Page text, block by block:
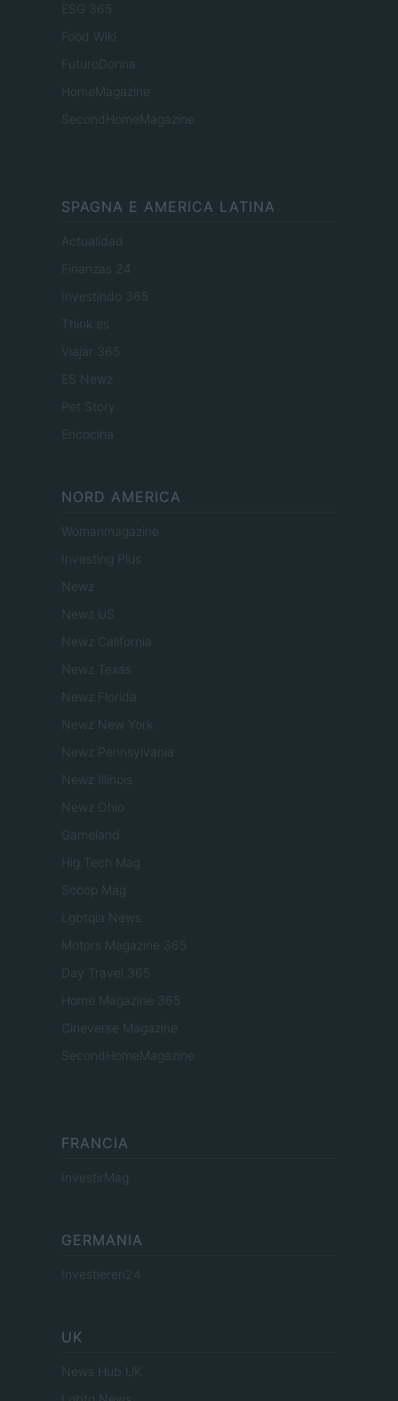
ESG 365
Food Wiki
FuturoDonna
HomeMagazine
SecondHomeMagazine
SPAGNA E AMERICA LATINA
Actualidad
Finanzas 24
Investindo 365
Think.es
Viajar 365
ES Newz
Pet Story
Encocina
NORD AMERICA
Womanmagazine
Investing Plus
Newz
Newz US
Newz California
Newz Texas
Newz Florida
Newz New York
Newz Pennsylvania
Newz Illinois
Newz Ohio
Gameland
Hig Tech Mag
Scoop Mag
Lgbtqia News
Motors Magazine 365
Day Travel 365
Home Magazine 365
Cineverse Magazine
SecondHomeMagazine
FRANCIA
InvestirMag
GERMANIA
Investieren24
UK
News Hub UK